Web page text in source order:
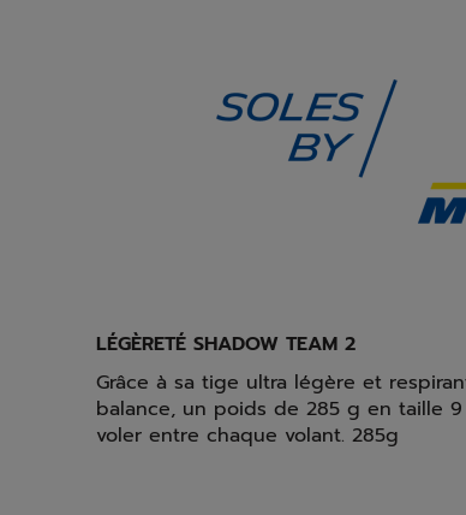
LÉGÈRETÉ SHADOW TEAM 2
Grâce à sa tige ultra légère et
balance, un poids de 285 g en taille
voler entre chaque volant. 285g